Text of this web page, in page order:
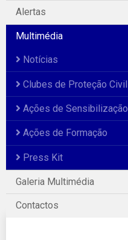
Alertas
Multimédia
Notícias
Clubes de Proteção Civil
Ações de Sensibilização
Ações de Formação
Press Kit
Galeria Multimédia
Contactos